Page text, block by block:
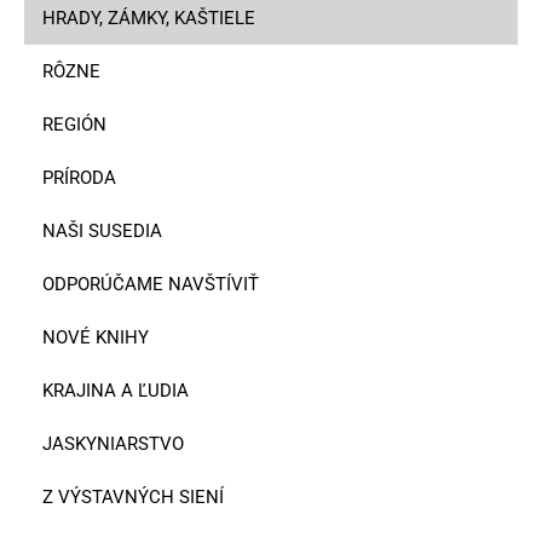
HRADY, ZÁMKY, KAŠTIELE
RÔZNE
REGIÓN
PRÍRODA
NAŠI SUSEDIA
ODPORÚČAME NAVŠTÍVIŤ
NOVÉ KNIHY
KRAJINA A ĽUDIA
JASKYNIARSTVO
Z VÝSTAVNÝCH SIENÍ